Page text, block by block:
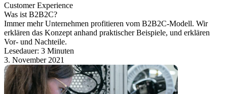
Customer Experience
Was ist B2B2C?
Immer mehr Unternehmen profitieren vom B2B2C-Modell. Wir
erklären das Konzept anhand praktischer Beispiele, und erklären
Vor- und Nachteile.
Lesedauer: 3 Minuten
3. November 2021